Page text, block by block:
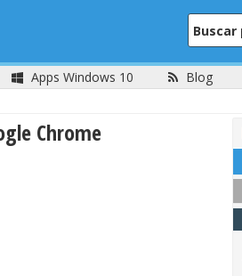
Apps Windows 10 Blog
Chrome